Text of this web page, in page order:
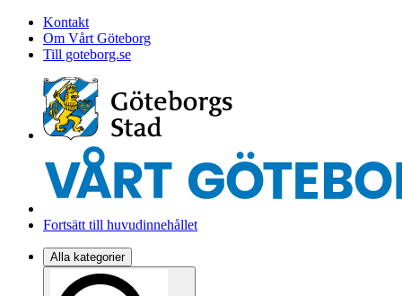
Kontakt
Om Vårt Göteborg
Till goteborg.se
Fortsätt till huvudinnehållet
Alla kategorier